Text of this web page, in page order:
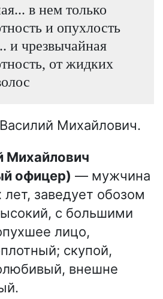
в нем только
и опухлость
и чрезвычайная
от жидких
Михайлович.
офицер) — мужчина
лет, заведует обозом
с большими
лицо,
скупой,
внешне